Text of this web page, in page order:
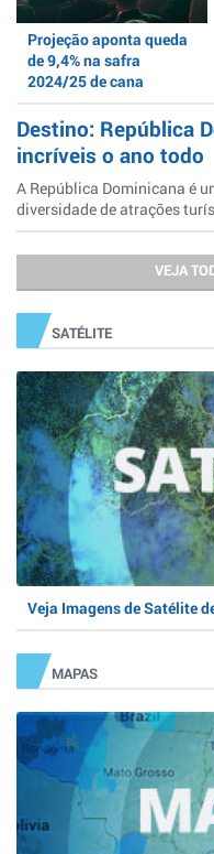
Projeção aponta queda
de 9,4% na safra
2024/25 de cana
Destino: República
incríveis o ano todo
A República Dominicana é
diversidade de atrações
VEJA
SATÉLITE
Veja Imagens de Satélite
MAPAS